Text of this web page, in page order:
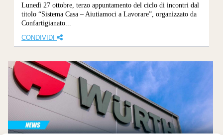
Lunedì 27 ottobre, terzo appuntamento del ciclo di incontri dal
titolo “Sistema Casa – Aiutiamoci a Lavorare”, organizzato da
Confartigianato...
CONDIVIDI